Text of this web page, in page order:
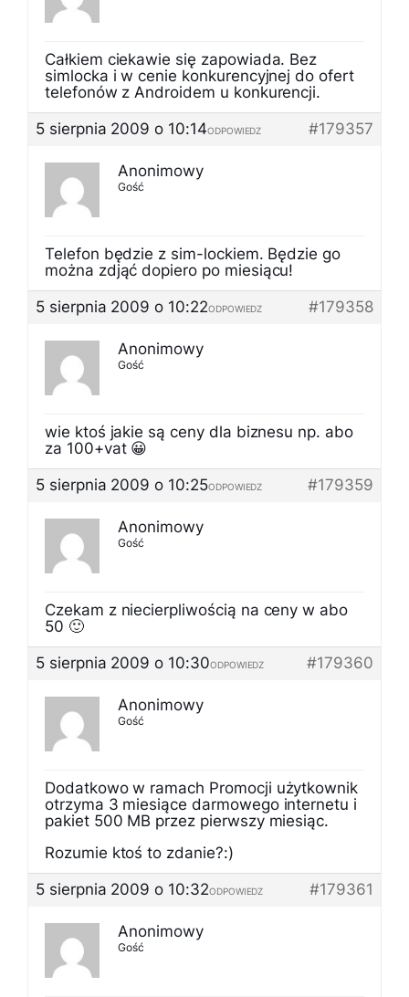
Całkiem ciekawie się zapowiada. Bez
simlocka i w cenie konkurencyjnej do ofert
telefonów z Androidem u konkurencji.
5 sierpnia 2009 o 10:14
#179357
ODPOWIEDZ
Anonimowy
Gość
Telefon będzie z sim-lockiem. Będzie go
można zdjąć dopiero po miesiącu!
5 sierpnia 2009 o 10:22
#179358
ODPOWIEDZ
Anonimowy
Gość
wie ktoś jakie są ceny dla biznesu np. abo
za 100+vat 😀
5 sierpnia 2009 o 10:25
#179359
ODPOWIEDZ
Anonimowy
Gość
Czekam z niecierpliwością na ceny w abo
50 🙂
5 sierpnia 2009 o 10:30
#179360
ODPOWIEDZ
Anonimowy
Gość
Dodatkowo w ramach Promocji użytkownik
otrzyma 3 miesiące darmowego internetu i
pakiet 500 MB przez pierwszy miesiąc.
Rozumie ktoś to zdanie?:)
5 sierpnia 2009 o 10:32
#179361
ODPOWIEDZ
Anonimowy
Gość